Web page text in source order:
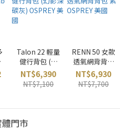
Talon 22 輕量
健行背包 (幻
影深碳灰)
OSPREY 美國
NT$6,390
NT$7,100
RENN 50 女款
透氣網背背包
紫 OSPREY 美
國
NT$6,930
NT$7,700
門市